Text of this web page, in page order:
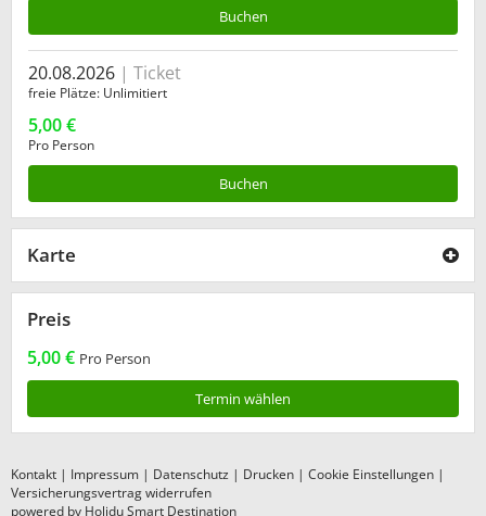
Buchen
20.08.2026 Ticket
freie Plätze Unlimitiert
5,00 €
Pro Person
Buchen
Karte
Preis
5,00 € Pro Person
Termin wählen
Kontakt | Impressum | Datenschutz | Drucken | Cookie Einstellungen |
Versicherungsvertrag widerrufen
powered by Holidu Smart Destination